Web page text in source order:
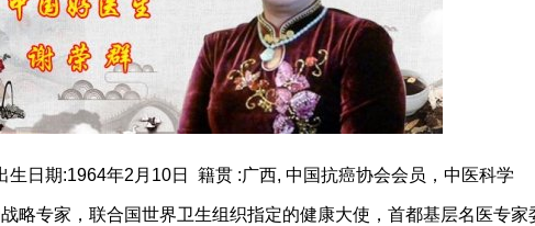
生日期:1964年2月10日 籍贯 :广西, 中国抗癌协会会员，中医科学
略专家，联合国世界卫生组织指定的健康大使，首都基层名医专家